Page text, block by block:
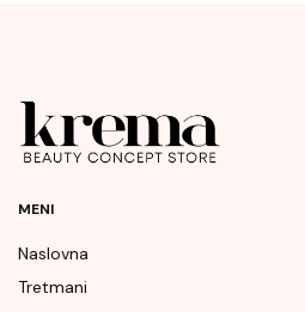
MENI
Naslovna
Tretmani